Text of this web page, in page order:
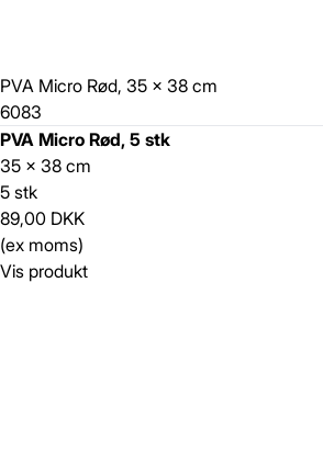
PVA Micro Rød, 35 x 38 cm
6083
PVA Micro Rød, 5 stk
35 x 38 cm
5 stk
89,00 DKK
(ex moms)
Vis produkt